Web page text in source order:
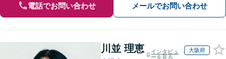
電話でお問い合わせ メールでお問い合わせ
川並 理恵
インタビュ
ーを見る
大阪府